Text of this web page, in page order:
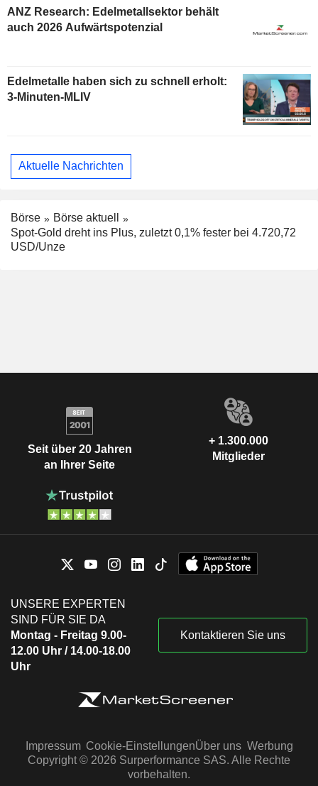
ANZ Research: Edelmetallsektor behält
auch 2026 Aufwärtspotenzial
Edelmetalle haben sich zu schnell erholt:
3-Minuten-MLIV
Aktuelle Nachrichten
Börse
Börse aktuell
Spot-Gold dreht ins Plus, zuletzt 0,1% fester bei 4.720,72
USD/Unze
Seit über 20 Jahren
an Ihrer Seite
+ 1.300.000
Mitglieder
UNSERE EXPERTEN
SIND FÜR SIE DA
Montag - Freitag 9.00-
12.00 Uhr / 14.00-18.00
Uhr
Kontaktieren Sie uns
Impressum Cookie-EinstellungenÜber uns Werbung
Copyright © 2026 Surperformance SAS. Alle Rechte
vorbehalten.